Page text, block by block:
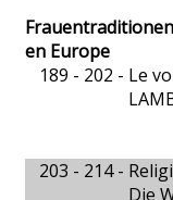
en Europe
189 - 202 - Le
203 - 214 -
Die